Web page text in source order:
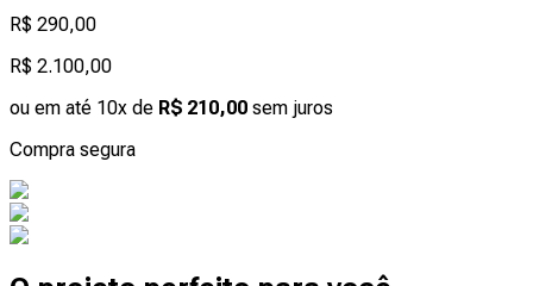
R$ 290,00
R$ 2.100,00
ou em até 10x de R$ 210,00 sem juros
Compra segura